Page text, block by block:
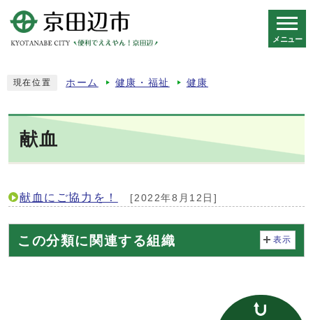
メニュー
現在位置 ホーム 健康・福祉 健康
献血
献血にご協力を！ [2022年8月12日]
この分類に関連する組織 表示